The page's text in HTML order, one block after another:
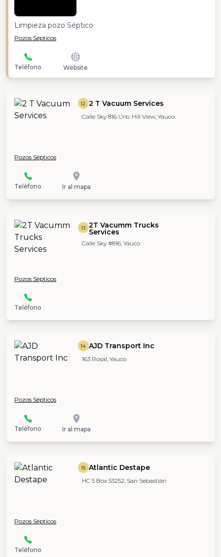
Limpieza pozo Séptico
Pozos Sépticos
Teléfono Website
12 2 T Vacuum Services
Calle Sky 816 Urb. Hill View, Yauco
Pozos Sépticos
Teléfono Ir al mapa
13 2T Vacumm Trucks
Services
Calle Sky #816, Yauco
Pozos Sépticos
Teléfono
14 AJD Transport Inc
163 Rosal, Yauco
Pozos Sépticos
Teléfono Ir al mapa
15 Atlantic Destape
HC 5 Box 53252, San Sebastián
Pozos Sépticos
Teléfono